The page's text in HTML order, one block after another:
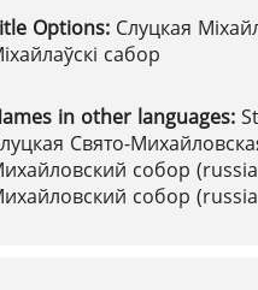
Options: Слуцкая
сабор
in other languages:
Свято-
собор
собор